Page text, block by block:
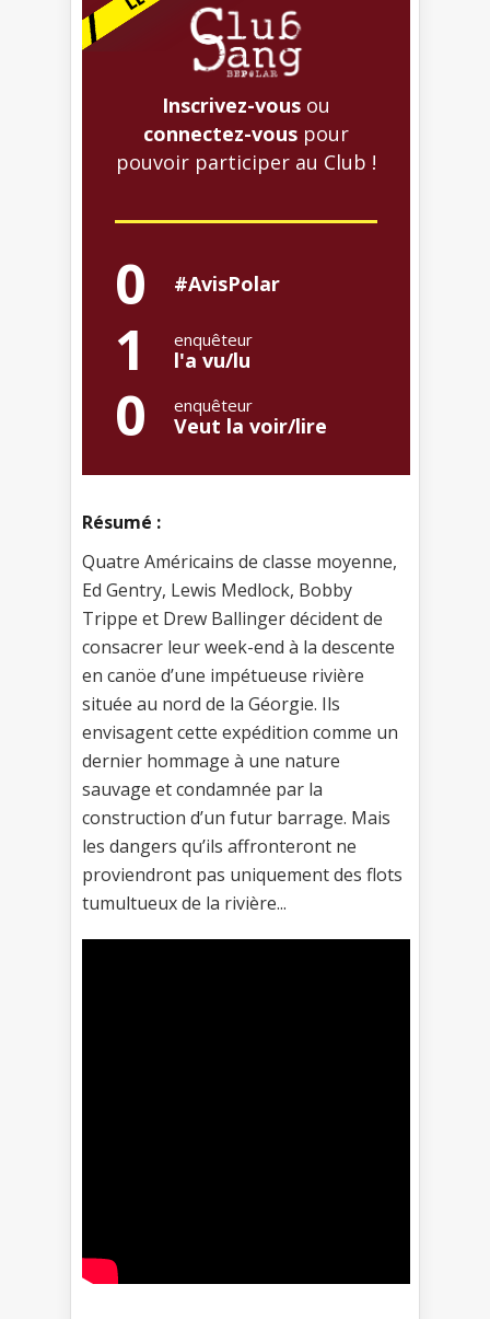
Inscrivez-vous ou
connectez-vous pour
pouvoir participer au Club !
0 #AvisPolar
1 enquêteur
l'a vu/lu
0 enquêteur
Veut la voir/lire
Résumé :
Quatre Américains de classe moyenne,
Ed Gentry, Lewis Medlock, Bobby
Trippe et Drew Ballinger décident de
consacrer leur week-end à la descente
en canöe d’une impétueuse rivière
située au nord de la Géorgie. Ils
envisagent cette expédition comme un
dernier hommage à une nature
sauvage et condamnée par la
construction d’un futur barrage. Mais
les dangers qu’ils affronteront ne
proviendront pas uniquement des flots
tumultueux de la rivière...